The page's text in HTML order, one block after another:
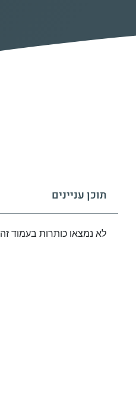
תוכן עניינים
לא נמצאו כותרות בעמוד זה